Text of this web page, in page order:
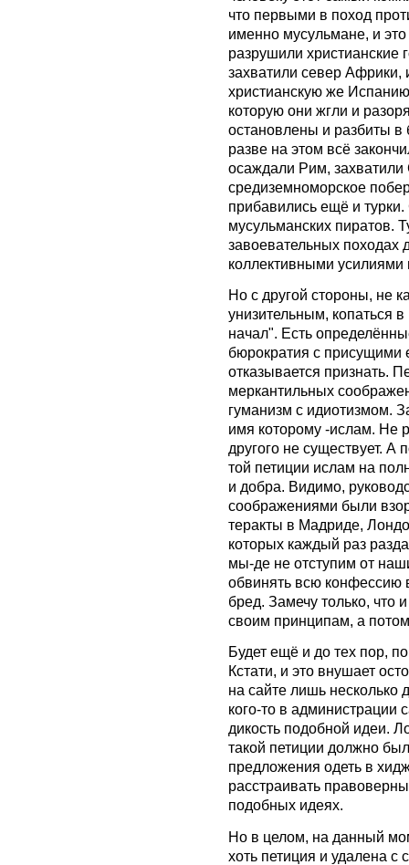
что первыми в поход
именно мусульмане, и
разрушили христианские
захватили север Африки,
христианскую же
которую они жгли и
остановлены и разбиты
разве на этом всё
осаждали Рим,
средиземноморское
прибавились ещё и
мусульманских пиратов.
завоевательных
коллективными
Но с другой стороны, не
унизительным, копаться
начал". Есть
бюрократия с присущими
отказывается признать.
меркантильных
гуманизм с идиотизмом.
имя которому -ислам. Не
другого не существует. А
той петиции ислам на
и добра. Видимо,
соображениями были
теракты в Мадриде,
которых каждый раз
мы-де не отступим от
обвинять всю конфессию
бред. Замечу только, что
своим принципам, а
Будет ещё и до тех пор,
Кстати, и это внушает
на сайте лишь несколько
кого-то в администрации
дикость подобной идеи.
такой петиции должно
предложения одеть в
расстраивать
подобных идеях.
Но в целом, на данный
хоть петиция и удалена с